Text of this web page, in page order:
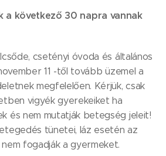
a következő 30 napra vannak
csetényi óvoda és általános
11 -től tovább üzemel a
megfelelően. Kérjük, csak
vigyék gyerekeiket ha
és nem mutatják betegség jeleit!
tünetei, láz esetén az
fogadják a gyermeket.